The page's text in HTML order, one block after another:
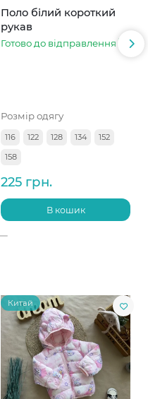
Поло білий короткий
рукав
Готово до відправлення
Розмір одягу
116 122 128 134
152
158
225 грн.
В кошик
Китай